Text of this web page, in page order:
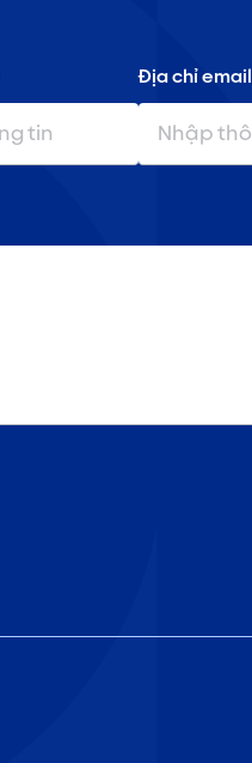
Địa chỉ email